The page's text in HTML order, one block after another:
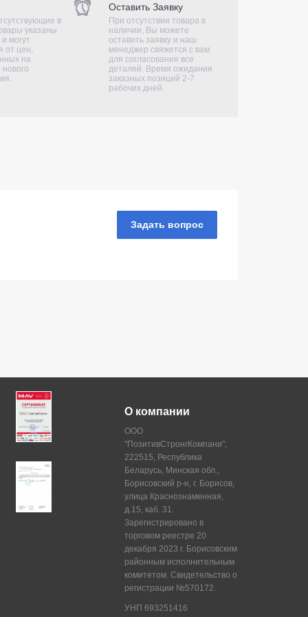
в
указаны
могут
от цен,
на
Оставить Заявку
При отсутствии товара в
наличии, Вы можете
оставить заявку и наш
менеджер свяжется с вам
для согласования все
деталей. Время ожидания
заказных позиций 2-7
рабочих дней.
Задать вопрос
О компании
ООО
"ПозитивСтронгКомпани",
222515, Республика
Беларусь, Минская обл.,
Борисовский р-н, г. Борисов,
улица Краснознаменная,
д.15, каб. 31.
Зарегистрировано в
торговом реестре 20
декабря 2023 г. Борисовским
районным исполнительным
комитетом. Свидетельство о
регистрации №570172.
УНП 693251416